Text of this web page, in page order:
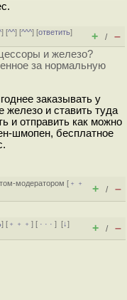
] [^^] [^^^] [ответить]
+ / –
и железо?
за нормальную
заказывать у
железо и ставить туда
и отправить как можно
шмопен, бесплатное
модератором [ ﹢﹢
+ / –
] [ ﹢﹢﹢] [ · · ·][↓]
+ / –